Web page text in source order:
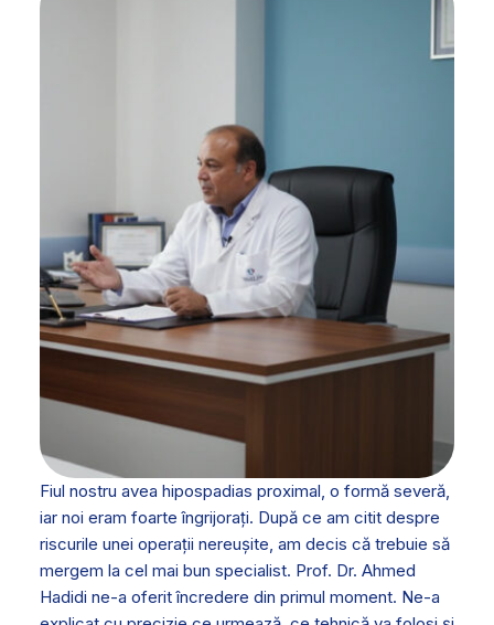
Fiul nostru avea hipospadias proximal, o formă severă,
iar noi eram foarte îngrijorați. După ce am citit despre
riscurile unei operații nereușite, am decis că trebuie să
mergem la cel mai bun specialist. Prof. Dr. Ahmed
Hadidi ne-a oferit încredere din primul moment. Ne-a